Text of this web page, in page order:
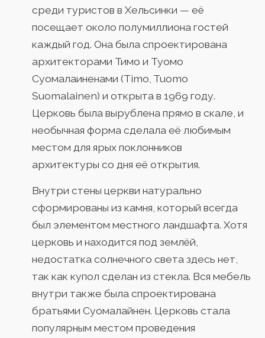
среди туристов в Хельсинки — её
посещает около полумиллиона гостей
каждый год. Она была спроектирована
архитекторами Тимо и Туомо
Суомалаиненами (Timo, Tuomo
Suomalainen) и открыта в 1969 году.
Церковь была вырублена прямо в скале, и
необычная форма сделала её любимым
местом для ярых поклонников
архитектуры со дня её открытия.
Внутри стены церкви натурально
сформированы из камня, который всегда
был элементом местного ландшафта. Хотя
церковь и находится под землёй,
недостатка солнечного света здесь нет,
так как купол сделан из стекла. Вся мебель
внутри также была спроектирована
братьями Суомалайнен. Церковь стала
популярным местом проведения